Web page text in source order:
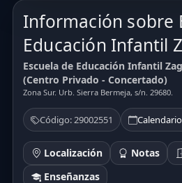
Información sobre
Educación Infantil
Escuela de Educación Infantil
(Centro Privado - Concertado)
Zona Sur. Urb. Sierra Bermeja, s/n. 29680.
Código: 29002551
Localización Notas
Enseñanzas